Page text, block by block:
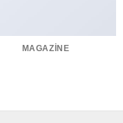
MAGAZINE